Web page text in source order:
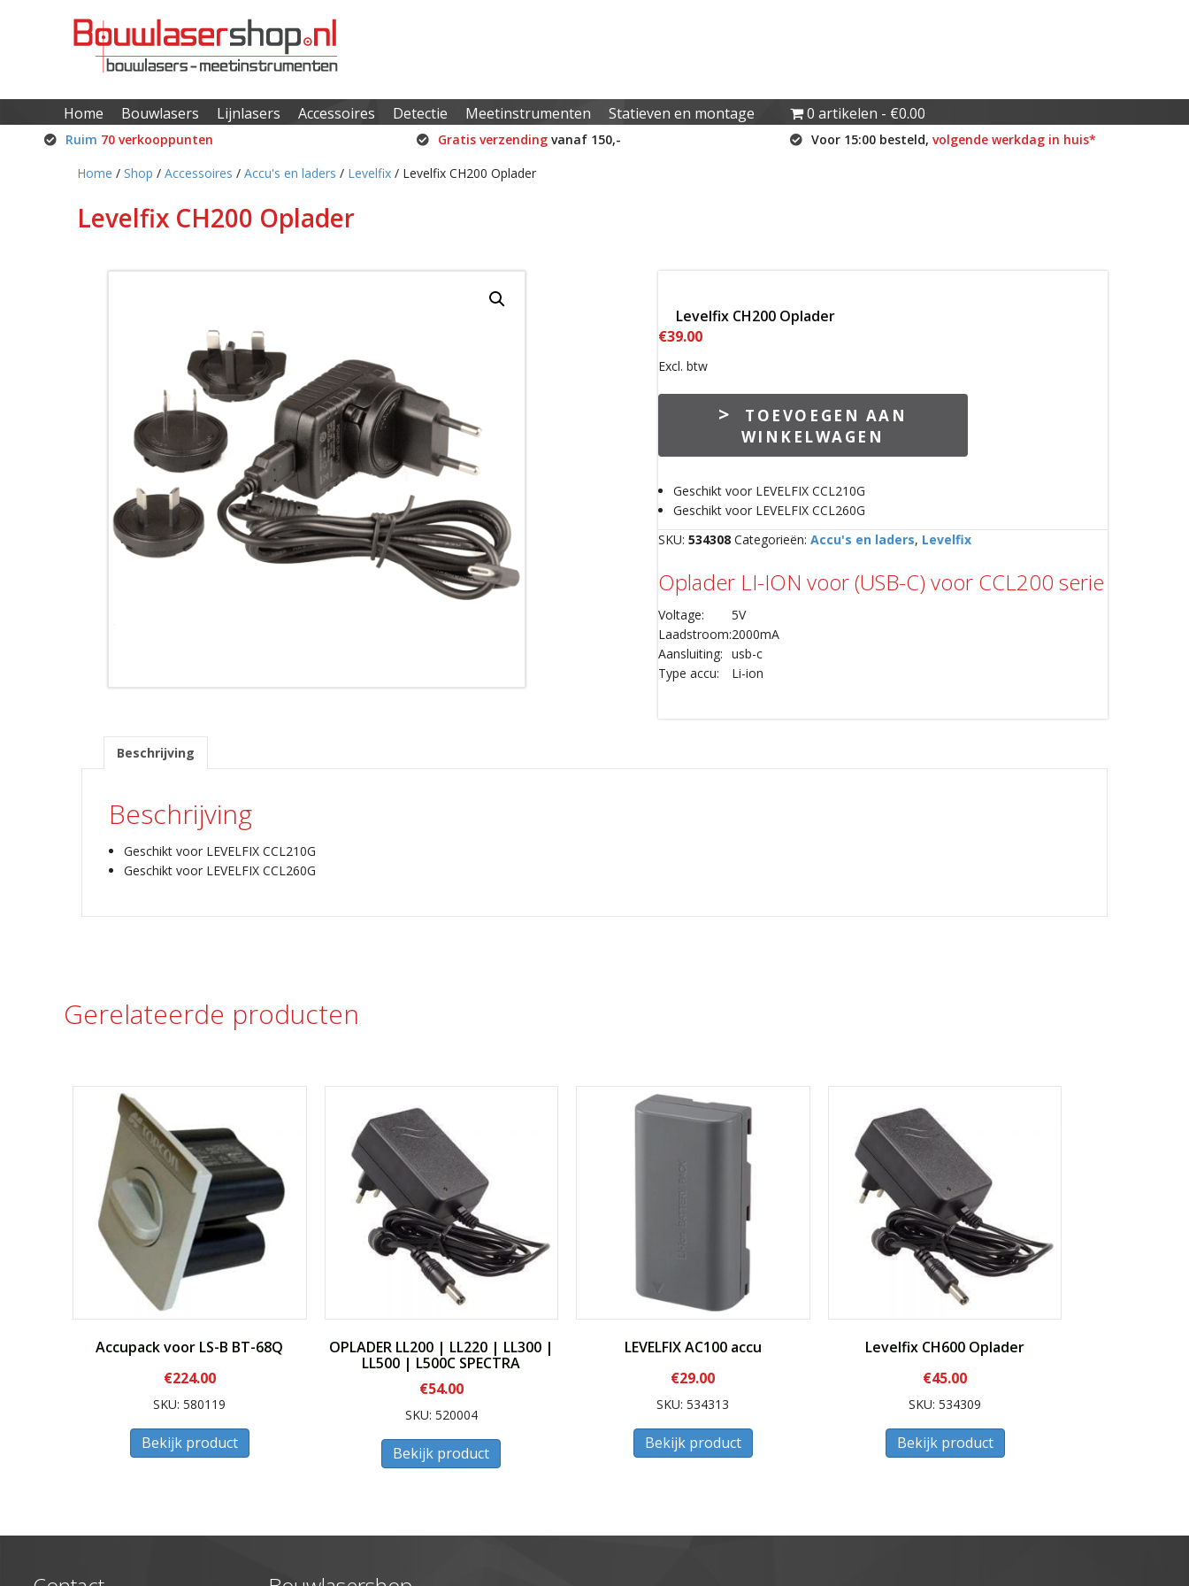
Home Bouwlasers Lijnlasers Accessoires Detectie Meetinstrumenten Statieven en montage 0 artikelen €0.00
Ruim 70 verkooppunten Gratis verzending vanaf 150,- Voor 15:00 besteld, volgende werkdag in huis*
Home / Shop / Accessoires / Accu's en laders / Levelfix / Levelfix CH200 Oplader
Levelfix CH200 Oplader
Levelfix CH200 Oplader
€39.00
Excl. btw
Levelfix
aantal
TOEVOEGEN AAN
WINKELWAGEN
Geschikt voor LEVELFIX CCL210G
Geschikt voor LEVELFIX CCL260G
SKU: 534308 Categorieën: Accu's en laders, Levelfix
Oplader LI-ION voor (USB-C) voor CCL200 serie
Voltage:
5V
Laadstroom:2000mA
Aansluiting: usb-c
Type accu:
Li-ion
Beschrijving
Beschrijving
Geschikt voor LEVELFIX CCL210G
Geschikt voor LEVELFIX CCL260G
Gerelateerde producten
Accupack voor LS-B BT-68Q
€224.00
SKU: 580119
Bekijk product
OPLADER LL200 | LL220 | LL300 |
LL500 | L500C SPECTRA
€54.00
SKU: 520004
Bekijk product
LEVELFIX AC100 accu
€29.00
SKU: 534313
Bekijk product
Levelfix CH600 Oplader
€45.00
SKU: 534309
Bekijk product